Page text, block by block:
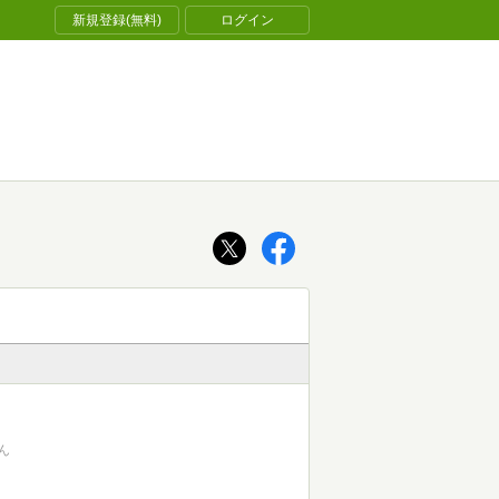
新規登録(無料) ログイン